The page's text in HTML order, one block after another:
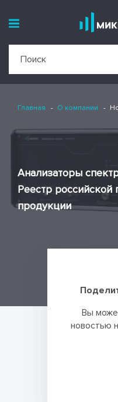
Анализаторы
Реестр
продукции
Вы
новостью
Главная О компании